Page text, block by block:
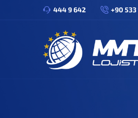
444 9 642 +90 533